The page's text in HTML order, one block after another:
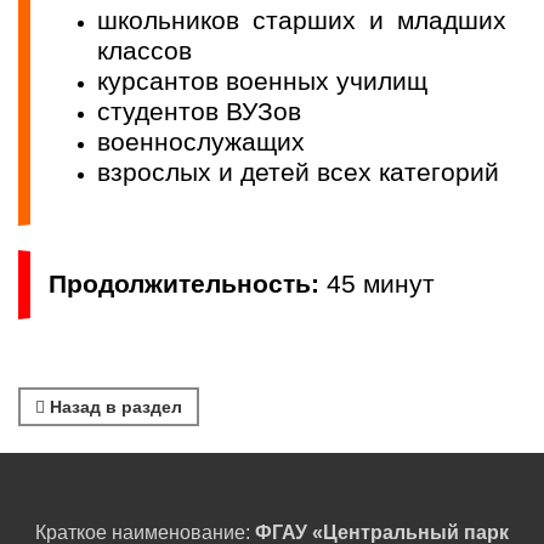
школьников старших и младших
классов
курсантов военных училищ
студентов ВУЗов
военнослужащих
взрослых и детей всех категорий
Продолжительность: 45 минут
Назад в раздел
Краткое наименование: ФГАУ «Центральный парк